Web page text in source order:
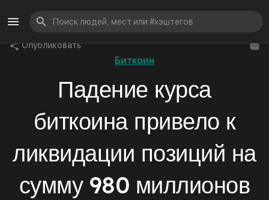
Опубликовать
Биткоин
Падение курса
биткоина привело к
ликвидации позиций на
сумму 980 миллионов